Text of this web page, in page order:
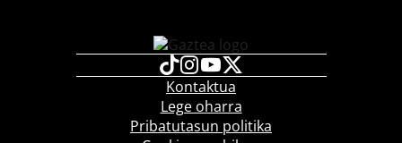
Kontaktua
Lege oharra
Pribatutasun politika